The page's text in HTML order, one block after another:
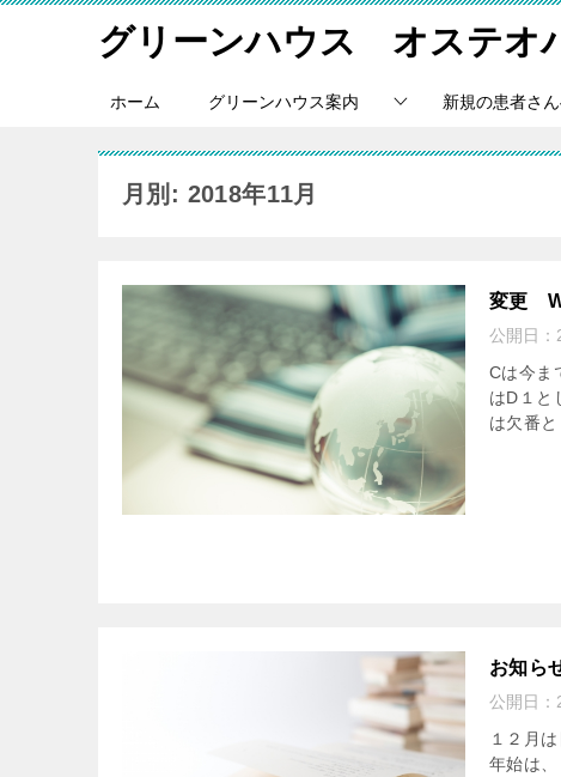
グリーンハウス オステオ
ホーム グリーンハウス案内 新規の患者さ
月別: 2018年11月
変更
公開日：
Cは今ま
はD１と
は欠番
お知ら
公開日：
１２月
年始は